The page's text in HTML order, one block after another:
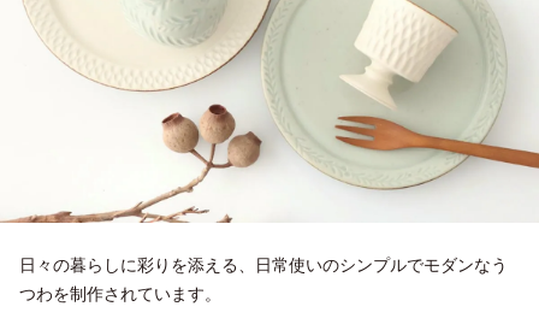
日々の暮らしに彩りを添える、日常使いのシンプルでモダンなう
つわを制作されています。